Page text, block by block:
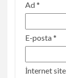
Ad*
E-posta*
İnternet